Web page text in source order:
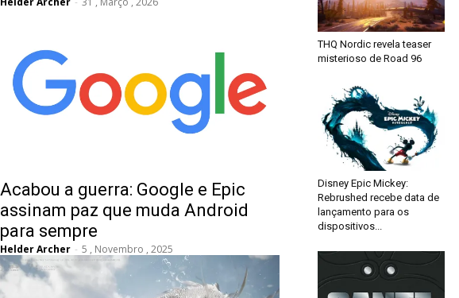
Acabou a guerra: Google e Epic
assinam paz que muda Android
para sempre
Helder Archer - 5 , Novembro , 2025
THQ Nordic revela teaser
misterioso de Road 96
Disney Epic Mickey:
Rebrushed recebe data de
lançamento para os
dispositivos...